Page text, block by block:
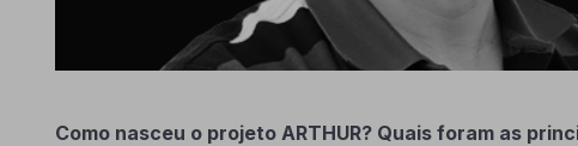
Como nasceu o projeto ARTHUR? Quais foram as